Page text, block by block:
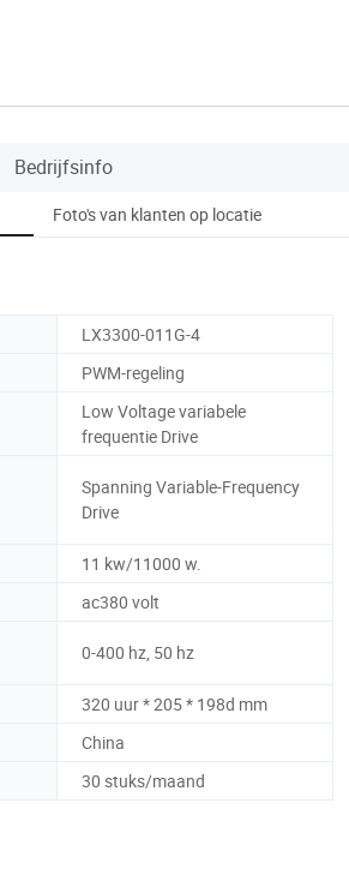
Bedrijfsinfo
Foto's van klanten op locatie
LX3300-011G-4
PWM-regeling
Low Voltage variabele
frequentie Drive
Spanning Variable-Frequency
Drive
11 kw/11000 w.
ac380 volt
0-400 hz, 50 hz
320 uur * 205 * 198d mm
China
30 stuks/maand